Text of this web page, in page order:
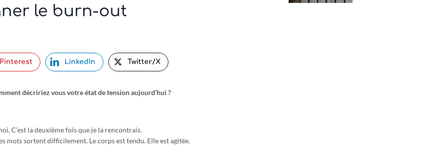
le burn-out
Pinterest LinkedIn Twitter/X
décririez vous votre état de tension aujourd’hui ?
C’est la deuxième fois que je la rencontrais.
mots sortent difficilement. Le corps est tendu. Elle est agitée.